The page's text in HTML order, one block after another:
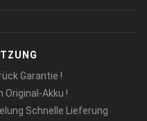
Garantie !
Original-Akku !
Schnelle Lieferung